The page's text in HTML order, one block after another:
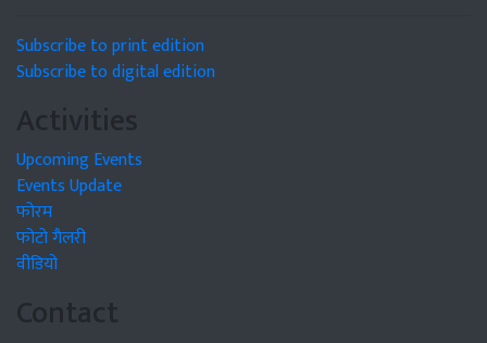
Subscribe to print edition
Subscribe to digital edition
Activities
Upcoming Events
Events Update
फोरम
फोटो गैलरी
वीडियो
Contact